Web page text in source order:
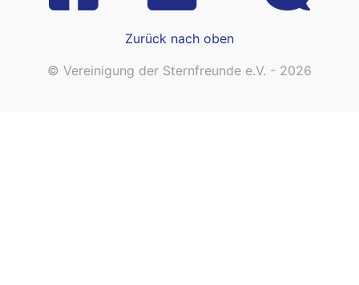
Zurück nach oben
© Vereinigung der Sternfreunde e.V. - 2026